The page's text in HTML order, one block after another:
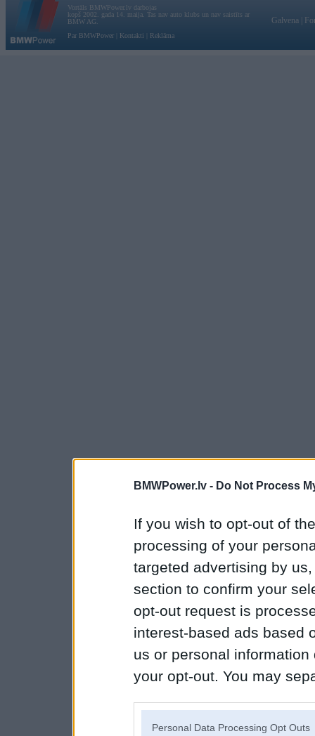
BMWPower.lv - Do Not Process
If you wish to opt-out of
processing of your
targeted advertising by
section to confirm your
opt-out request is
interest-based ads based
us or personal
your opt-out. You may
Personal Data Processing Opt Outs
Vortāls BMWPower.lv darbojas
kopš 2002. gada 14. maija. Tas nav auto klubs un nav saistīts ar
BMW AG.
Par BMWPower
Kontakti Reklāma
Galvena